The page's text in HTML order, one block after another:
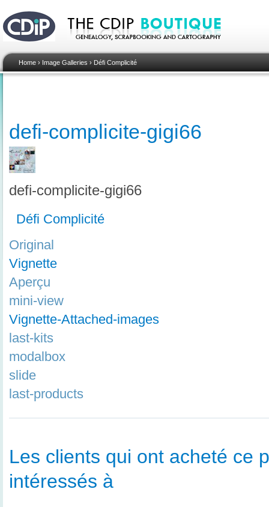
Home › Image Galleries › Défi Complicité
defi-complicite-gigi66
defi-complicite-gigi66
Défi Complicité
Original
Vignette
Aperçu
mini-view
Vignette-Attached-images
last-kits
modalbox
slide
last-products
Les clients qui ont acheté ce
intéressés à